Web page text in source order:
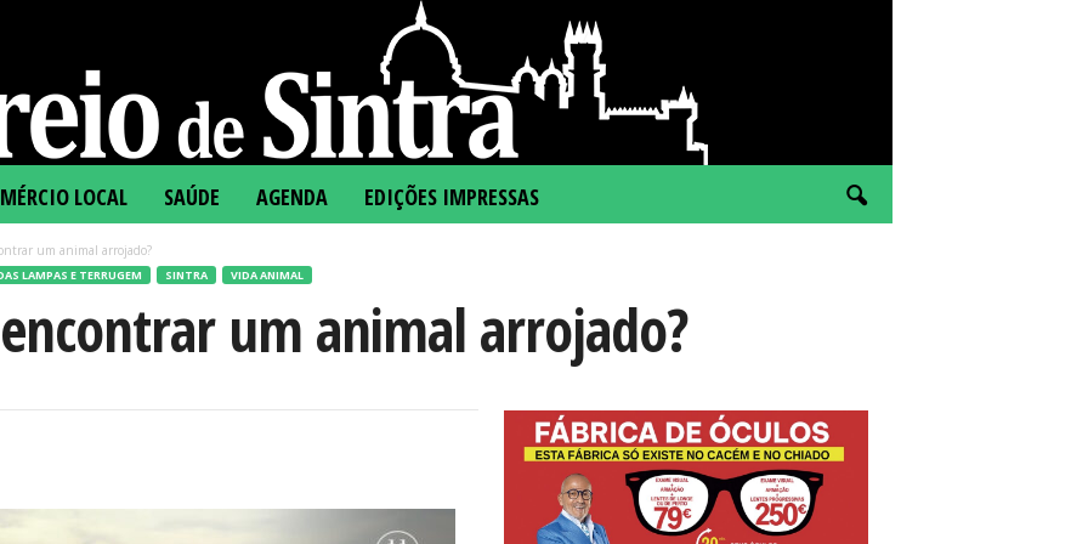
LOCAL SAÚDE AGENDA EDIÇÕES IMPRESSAS
um animal arrojado?
LAMPAS E TERRUGEM SINTRA VIDA ANIMAL
um animal arrojado?